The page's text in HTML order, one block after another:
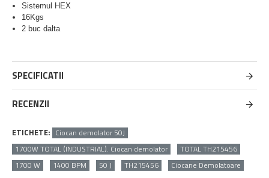
Sistemul HEX
16Kgs
2 buc dalta
SPECIFICATII
RECENZII
ETICHETE: Ciocan demolator 50J
1700W TOTAL (INDUSTRIAL). Ciocan demolator
TOTAL TH215456
1700 W
1400 BPM 50 J TH215456 Ciocane Demolatoare